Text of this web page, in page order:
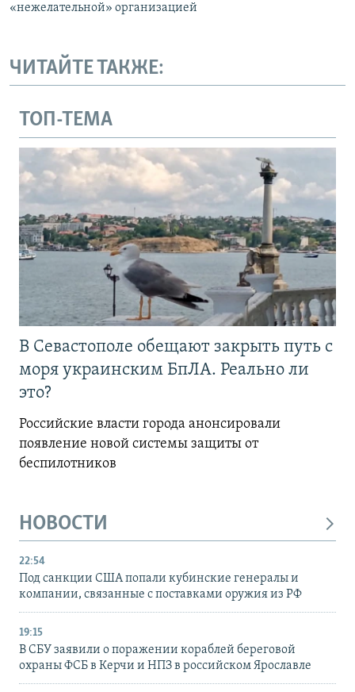
«нежелательной» организацией
ЧИТАЙТЕ ТАКЖЕ:
ТОП-ТЕМА
В Севастополе обещают закрыть путь с
моря украинским БпЛА. Реально ли
это?
Российские власти города анонсировали
появление новой системы защиты от
беспилотников
НОВОСТИ
22:54
Под санкции США попали кубинские генералы и
компании, связанные с поставками оружия из РФ
19:15
В СБУ заявили о поражении кораблей береговой
охраны ФСБ в Керчи и НПЗ в российском Ярославле